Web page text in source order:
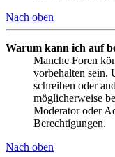
Nach oben
Warum kann ich auf
Manche Foren
vorbehalten sein.
schreiben oder
möglicherweise
Moderator oder
Berechtigungen.
Nach oben